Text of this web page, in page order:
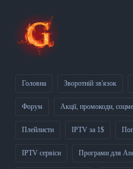
Головна Зворотній зв'язок
Форум Акції, промокоди,
Плейлисти IPTV за 1$
IPTV сервіси Програми для